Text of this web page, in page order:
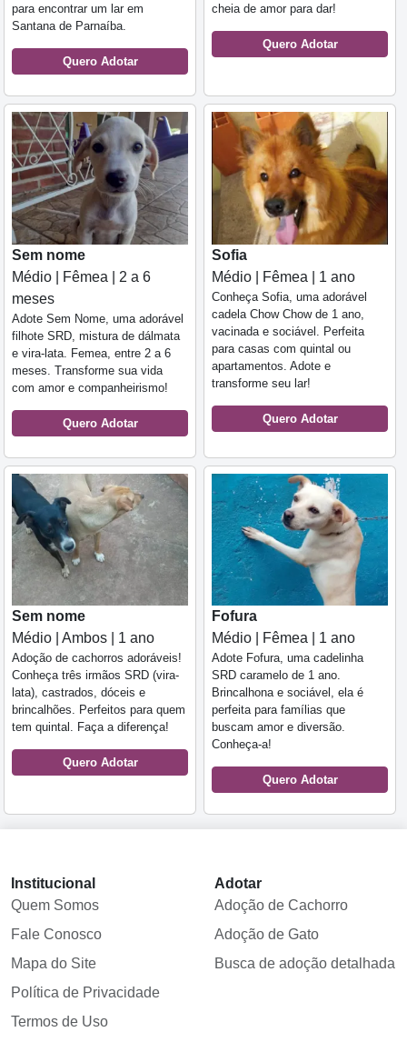
para encontrar um lar em
Santana de Parnaíba.
Quero Adotar
cheia de amor para dar!
Quero Adotar
Sem nome
Médio | Fêmea | 2 a 6
meses
Adote Sem Nome, uma adorável
filhote SRD, mistura de dálmata
e vira-lata. Femea, entre 2 a 6
meses. Transforme sua vida
com amor e companheirismo!
Quero Adotar
Sofia
Médio | Fêmea | 1 ano
Conheça Sofia, uma adorável
cadela Chow Chow de 1 ano,
vacinada e sociável. Perfeita
para casas com quintal ou
apartamentos. Adote e
transforme seu lar!
Quero Adotar
Sem nome
Médio | Ambos | 1 ano
Adoção de cachorros adoráveis!
Conheça três irmãos SRD (vira-
lata), castrados, dóceis e
brincalhões. Perfeitos para quem
tem quintal. Faça a diferença!
Quero Adotar
Fofura
Médio | Fêmea | 1 ano
Adote Fofura, uma cadelinha
SRD caramelo de 1 ano.
Brincalhona e sociável, ela é
perfeita para famílias que
buscam amor e diversão.
Conheça-a!
Quero Adotar
Institucional
Quem Somos
Fale Conosco
Mapa do Site
Política de Privacidade
Termos de Uso
Adotar
Adoção de Cachorro
Adoção de Gato
Busca de adoção detalhada